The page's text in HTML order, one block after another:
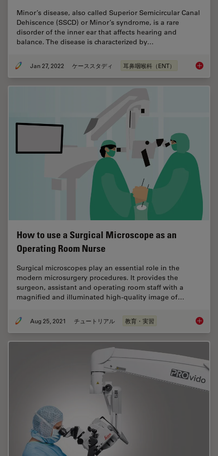
Minor’s disease, also called Superior Semicircular Canal
Dehiscence (SSCD) or Minor’s syndrome, is a rare
disorder of the inner ear that affects hearing and
balance. The disease is characterized by…
Jan 27, 2022 ケーススタディ 耳鼻咽喉科（ENT）
How to use a Surgical Microscope as an
Operating Room Nurse
Surgical microscopes play an essential role in the
modern microsurgery procedures. It provides the
surgeon, assistant and operating room staff with a
magnified and illuminated high-quality image of…
Aug 25, 2021 チュートリアル 教育・実習 How to